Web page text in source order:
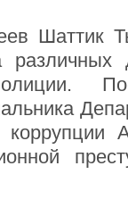
Шаттик